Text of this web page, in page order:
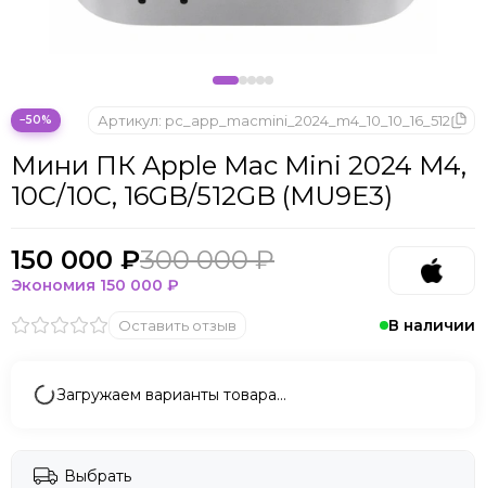
−50%
В наличии
Мини ПК Apple Mac Mini 2024 M4,
10C/10C, 16GB/512GB (MU9E3)
Артикул: pc_app_macmini_2024_m4_10_10_16_512
Оставить отзыв
150 000 ₽300 000 ₽
Экономия 150 000 ₽
Загружаем варианты товара…
Выбрать